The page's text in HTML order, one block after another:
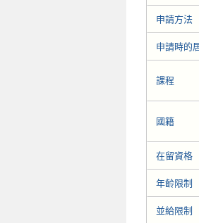
申請方法
申請時的
課程
國籍
在留資格
年齡限制
並給限制